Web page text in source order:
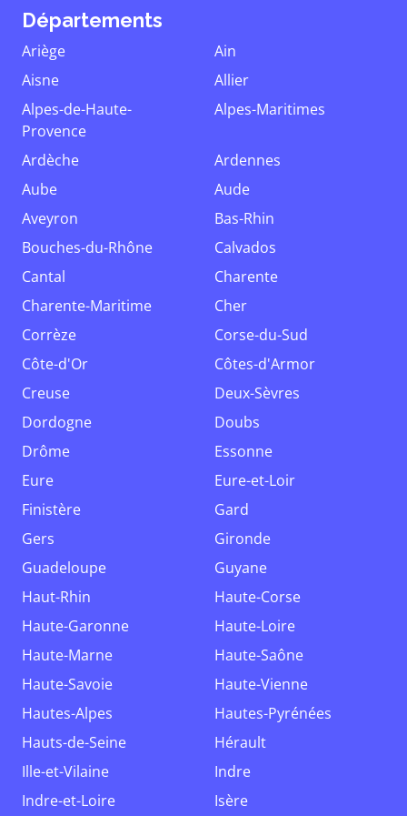
Départements
Ariège
Ain
Aisne
Allier
Alpes-de-Haute-
Provence
Alpes-Maritimes
Ardèche
Ardennes
Aube
Aude
Aveyron
Bas-Rhin
Bouches-du-Rhône
Calvados
Cantal
Charente
Charente-Maritime
Cher
Corrèze
Corse-du-Sud
Côte-d'Or
Côtes-d'Armor
Creuse
Deux-Sèvres
Dordogne
Doubs
Drôme
Essonne
Eure
Eure-et-Loir
Finistère
Gard
Gers
Gironde
Guadeloupe
Guyane
Haut-Rhin
Haute-Corse
Haute-Garonne
Haute-Loire
Haute-Marne
Haute-Saône
Haute-Savoie
Haute-Vienne
Hautes-Alpes
Hautes-Pyrénées
Hauts-de-Seine
Hérault
Ille-et-Vilaine
Indre
Indre-et-Loire
Isère